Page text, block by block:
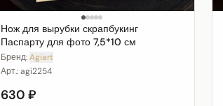
Нож для вырубки скрапбукинг
Паспарту для фото 7,5*10 см
Бренд:Agiart
Арт.:agi2254
630 ₽